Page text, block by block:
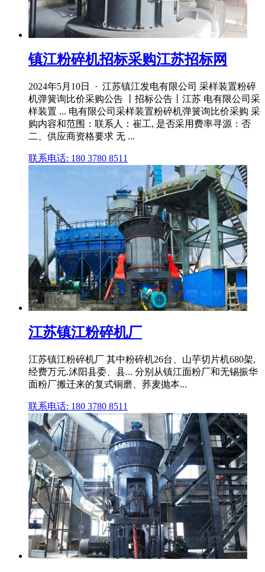
镇江粉碎机招标采购江苏招标网
2024年5月10日 · 江苏镇江发电有限公司 采样装置粉碎
机弹簧询比价采购公告 丨招标公告丨江苏 电有限公司采
样装置 ... 电有限公司采样装置粉碎机弹簧询比价采购 采
购内容和范围：联系人：崔工, 是否采用费率寻源：否
二、供应商资格要求 无 ...
联系电话: 180 3780 8511
江苏镇江粉碎机厂
江苏镇江粉碎机厂 其中粉碎机26台、山芋切片机680架,
经费万元.沭阳县委、县... 分别从镇江面粉厂和无锡振华
面粉厂搬迁来的复式铜磨、荞麦抛本...
联系电话: 180 3780 8511